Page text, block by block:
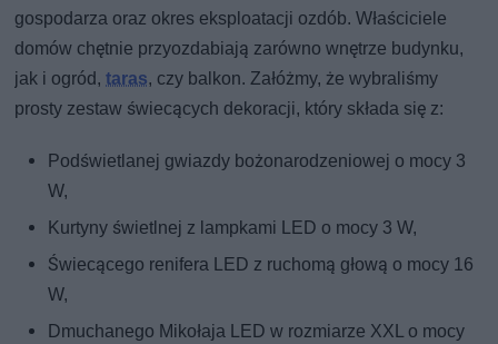
gospodarza oraz okres eksploatacji ozdób. Właściciele
domów chętnie przyozdabiają zarówno wnętrze budynku,
jak i ogród,taras, czy balkon. Załóżmy, że wybraliśmy
prosty zestaw świecących dekoracji, który składa się z:
Podświetlanej gwiazdy bożonarodzeniowej o mocy 3
W,
Kurtyny świetlnej z lampkami LED o mocy 3 W,
Świecącego renifera LED z ruchomą głową o mocy 16
W,
Dmuchanego Mikołaja LED w rozmiarze XXL o mocy